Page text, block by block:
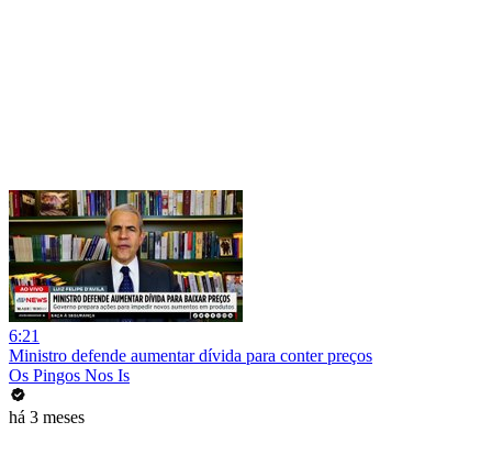
6:21
Ministro defende aumentar dívida para conter preços
Os Pingos Nos Is
há 3 meses